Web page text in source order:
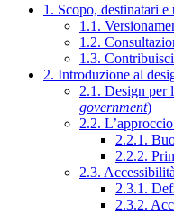
1. Scopo, destinatari
1.1.
1.2.
1.3.
2. Introduzione al
2.1. Design per
government)
2.2.
2.2.1.
2.2.2.
2.3. Accessibilità
2.3.1.
2.3.2.